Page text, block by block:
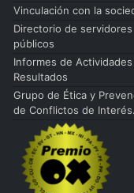
Vinculación con la
Directorio de servidores
públicos
Informes de
Resultados
Grupo de Ética y
de Conflictos de Interés.